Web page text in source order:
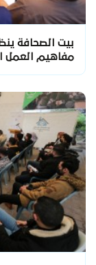
بيت الصحافة
مفاهيم العمل